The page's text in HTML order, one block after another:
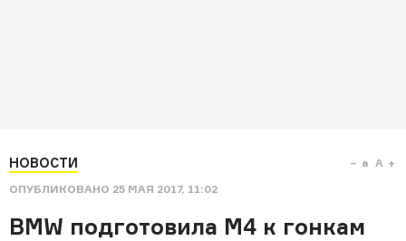
НОВОСТИ
ОПУБЛИКОВАНО 25 МАЯ 2017, 11:02
a A
BMW подготовила M4 к гонкам